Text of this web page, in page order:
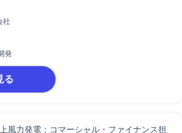
社
発
る
風力発電：コマーシャル・ファイナンス担